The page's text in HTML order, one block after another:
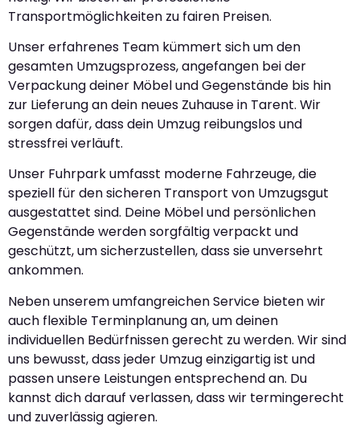
Transportmöglichkeiten zu fairen Preisen.
Unser erfahrenes Team kümmert sich um den
gesamten Umzugsprozess, angefangen bei der
Verpackung deiner Möbel und Gegenstände bis hin
zur Lieferung an dein neues Zuhause in Tarent. Wir
sorgen dafür, dass dein Umzug reibungslos und
stressfrei verläuft.
Unser Fuhrpark umfasst moderne Fahrzeuge, die
speziell für den sicheren Transport von Umzugsgut
ausgestattet sind. Deine Möbel und persönlichen
Gegenstände werden sorgfältig verpackt und
geschützt, um sicherzustellen, dass sie unversehrt
ankommen.
Neben unserem umfangreichen Service bieten wir
auch flexible Terminplanung an, um deinen
individuellen Bedürfnissen gerecht zu werden. Wir sind
uns bewusst, dass jeder Umzug einzigartig ist und
passen unsere Leistungen entsprechend an. Du
kannst dich darauf verlassen, dass wir termingerecht
und zuverlässig agieren.